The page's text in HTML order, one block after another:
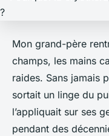
Mon grand-père
champs, les mains
raides. Sans jamais
sortait un linge du
l’appliquait sur ses
pendant des